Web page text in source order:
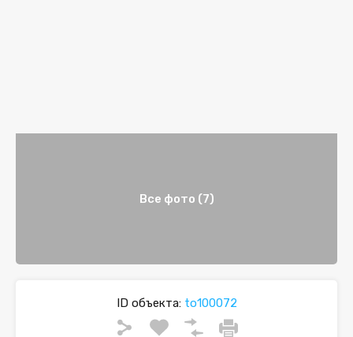
Все фото (7)
ID объекта:to100072